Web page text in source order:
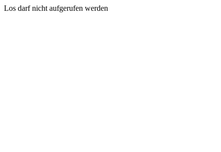
Los darf nicht aufgerufen werden